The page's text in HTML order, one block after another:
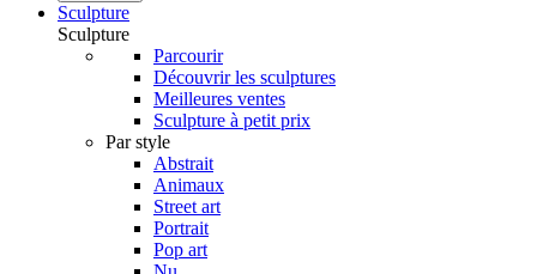
Sculpture
Sculpture
Parcourir
Découvrir les sculptures
Meilleures ventes
Sculpture à petit prix
Par style
Abstrait
Animaux
Street art
Portrait
Pop art